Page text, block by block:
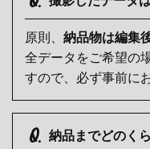
原則、 納品物は編集
全データをご希望の
すので、必ず事前に
Q. 納品までどのく